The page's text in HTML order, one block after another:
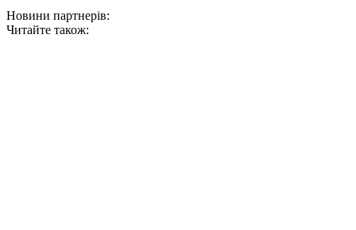
Новини партнерів:
Читайте також: